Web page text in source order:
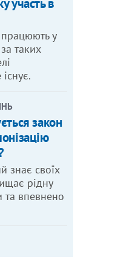
участь в
працюють у
таких
закон
знає своїх
рідну
та впевнено